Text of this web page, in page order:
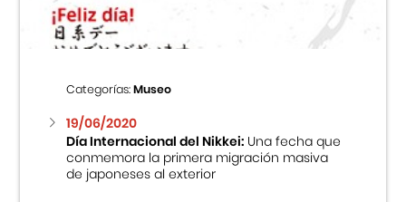
Categorías:Museo
19/06/2020
Día Internacional del Nikkei:Una fecha que
conmemora la primera migración masiva
de japoneses al exterior